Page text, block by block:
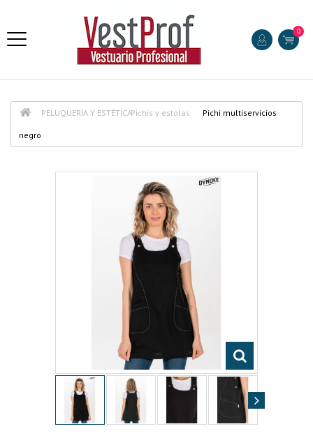
0
PELUQUERÍA Y ESTÉTICAPichis y estolas Pichi multiservicios
negro